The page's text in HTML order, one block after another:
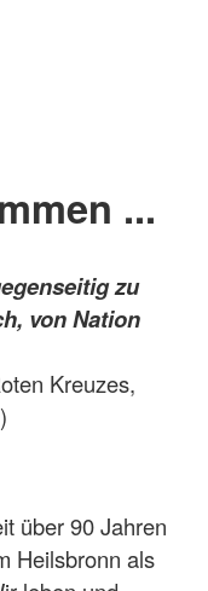
...
zu
von Nation
Kreuzes,
über 90 Jahren
Heilsbronn als